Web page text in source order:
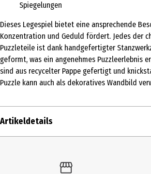
Spiegelungen
Dieses Legespiel bietet eine ansprechende
Konzentration und Geduld fördert. Jedes der
Puzzleteile ist dank handgefertigter
geformt, was ein angenehmes Puzzleerlebnis
sind aus recycelter Pappe gefertigt und
Puzzle kann auch als dekoratives Wandbild
Artikeldetails